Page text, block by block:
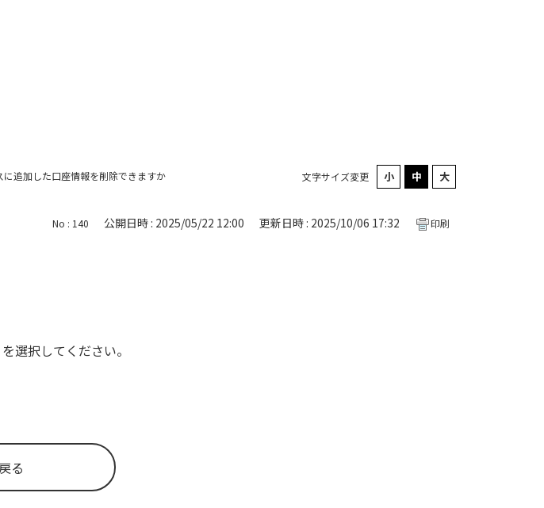
文字サイズ変更
に追加した口座情報を削除できますか
戻る
No : 140 公開日時 : 2025/05/22 12:00 更新日時 : 2025/10/06 17:32 印刷
選択してください。